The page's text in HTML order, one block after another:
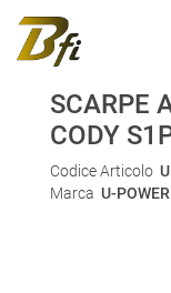
SCARPE
CODY
Codice Articolo
Marca U-POWER